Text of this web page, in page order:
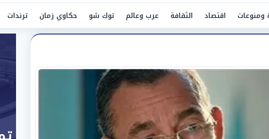
ومنوعات اقتصاد الثقافة عرب وعالم توك شو حكاوي زمان ترندات